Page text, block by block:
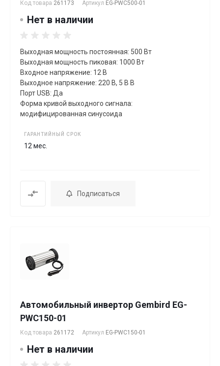
Код товара 261173 Артикул EG-PWC500-01
Нет в наличии
Выходная мощность постоянная: 500 Вт
Выходная мощность пиковая: 1000 Вт
Входное напряжение: 12 В
Выходное напряжение: 220 В, 5 В В
Порт USB: Да
Форма кривой выходного сигнала:
модифицированная синусоида
ГАРАНТИЙНЫЙ СРОК
12 мес.
Подписаться
Автомобильный инвертор Gembird EG-
PWC150-01
Код товара 261172 Артикул EG-PWC150-01
Нет в наличии